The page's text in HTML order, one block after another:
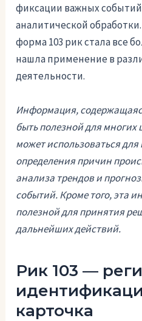
фиксации важных
аналитической
форма 103 рик стала все
нашла применение в
деятельности.
Информация,
быть полезной для
может использоваться
определения причин
анализа трендов и
событий. Кроме того, эта
полезной для принятия
дальнейших действий.
Рик 103 —
карточка